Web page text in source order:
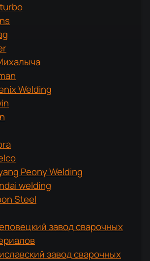
Welding
Peony Welding
welding
Steel
завод сварочных
завод сварочных